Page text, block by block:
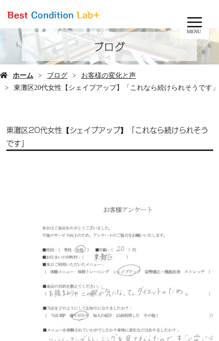
MENU
ブログ
ホーム ブログ
お客様の変化と声
東灘区20代女性【シェイプアップ】「これなら続けられそうです」
東灘区20代女性【シェイプアップ】「これなら続けられそう
です」